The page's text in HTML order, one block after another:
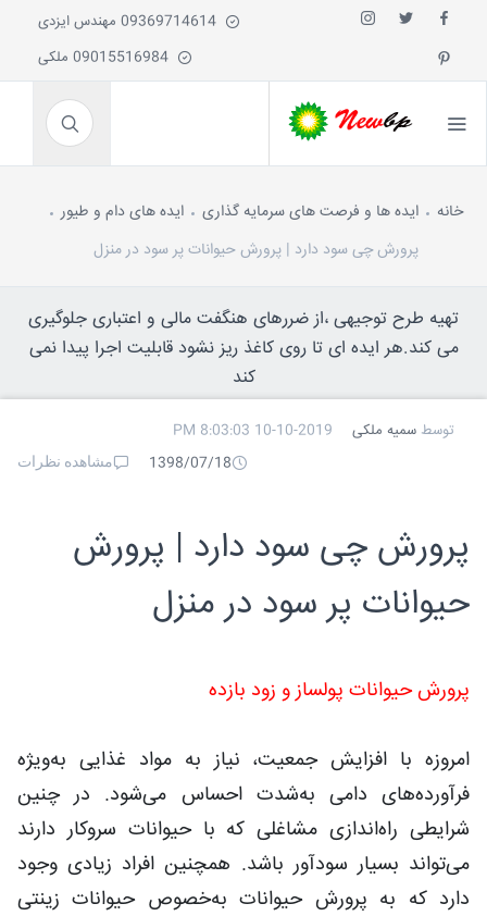
خانه ایده ها و فرصت های سرمایه گذاری
ایده های دام و طیور
پرورش چی سود دارد | پرورش حیوانات پر سود در منزل
تهیه طرح توجیهی ،از ضررهای هنگفت مالی و اعتباری جلوگیری
می کند.هر ایده ای تا روی کاغذ ریز نشود قابلیت اجرا پیدا نمی
کند
توسط سمیه ملکی
10-10-2019 8:03:03 PM
1398/07/18
مشاهده نظرات
پرورش چی سود دارد | پرورش
حیوانات پر سود در منزل
پرورش حیوانات پولساز و زود بازده
امروزه با افزایش جمعیت، نیاز به مواد غذایی به‌ویژه
فرآورده‌های دامی به‌شدت احساس می‌شود. در چنین
شرایطی راه‌اندازی مشاغلی که با حیوانات سروکار دارند
می‌تواند بسیار سودآور باشد. همچنین افراد زیادی وجود
دارد که به پرورش حیوانات به‌خصوص حیوانات زینتی